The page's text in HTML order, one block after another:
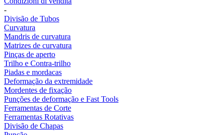
-
Divisão de Tubos
Curvatura
Mandris de curvatura
Matrizes de curvatura
Pinças de aperto
Trilho e Contra-trilho
Piadas e mordacas
Deformação da extremidade
Mordentes de fixação
Punções de deformação e Fast Tools
Ferramentas de Corte
Ferramentas Rotativas
Divisão de Chapas